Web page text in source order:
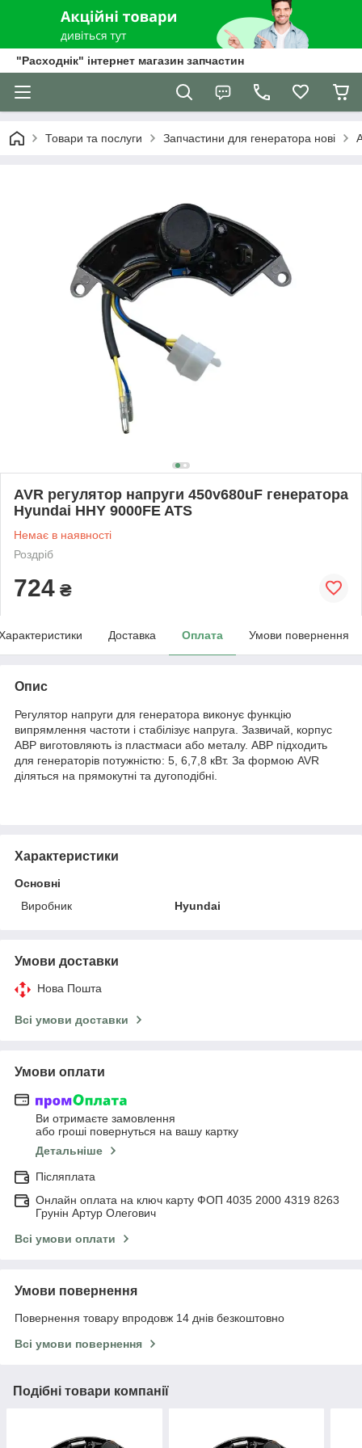
"Расходнік" інтернет магазин запчастин
Товари та послуги Запчастини для генератора нові
AVR регулятор напруги 450v680uF генератора
Hyundai HHY 9000FE ATS
Немає в наявності
Роздріб
724 ₴
Доставка Оплата Умови повернення
Опис
Регулятор напруги для генератора виконує функцію
випрямлення частоти і стабілізує напруга. Зазвичай, корпус
АВР виготовляють із пластмаси або металу. АВР підходить
для генераторів потужністю: 5, 6,7,8 кВт. За формою AVR
діляться на прямокутні та дугоподібні.
Характеристики
Основні
Виробник
Hyundai
Умови доставки
Нова Пошта
Всі умови доставки
Умови оплати
Ви отримаєте замовлення
або гроші повернуться на вашу картку
Детальніше
Післяплата
Онлайн оплата на ключ карту ФОП 4035 2000 4319 8263
Грунін Артур Олегович
Всі умови оплати
Умови повернення
Повернення товару впродовж 14 днів безкоштовно
Всі умови повернення
Подібні товари компанії